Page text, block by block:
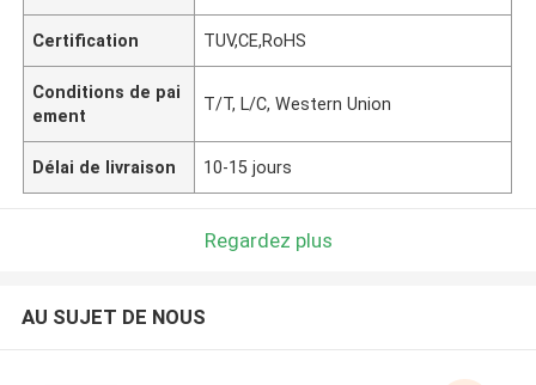
Certification TUV,CE,RoHS
Conditions de pai
ement
T/T, L/C, Western Union
Délai de livraison 10-15 jours
Regardez plus
AU SUJET DE NOUS